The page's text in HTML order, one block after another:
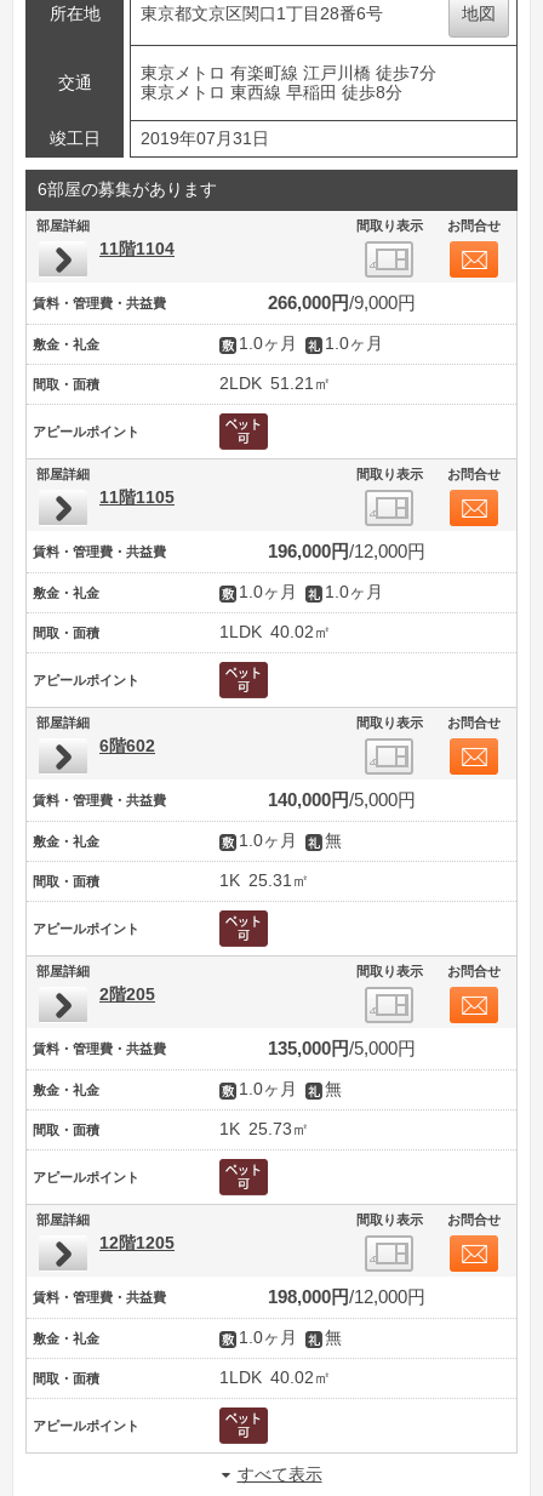
所在地 東京都文京区関口1丁目28番6号 地図
交通
東京メトロ 有楽町線 江戸川橋 徒歩7分
東京メトロ 東西線 早稲田 徒歩8分
竣工日 2019年07月31日
6部屋の募集があります
部屋詳細 間取り表示 お問合せ
11階1104
賃料・管理費・共益費 266,000円 9,000円
敷金・礼金 1.0ヶ月 1.0ヶ月
間取・面積 2LDK 51.21㎡
アピールポイント
部屋詳細 間取り表示 お問合せ
11階1105
賃料・管理費・共益費 196,000円 12,000円
敷金・礼金 1.0ヶ月 1.0ヶ月
間取・面積 1LDK 40.02㎡
アピールポイント
部屋詳細 間取り表示 お問合せ
6階602
賃料・管理費・共益費 140,000円 5,000円
敷金・礼金 1.0ヶ月 無
間取・面積 1K 25.31㎡
アピールポイント
部屋詳細 間取り表示 お問合せ
2階205
賃料・管理費・共益費 135,000円 5,000円
敷金・礼金 1.0ヶ月 無
間取・面積 1K 25.73㎡
アピールポイント
部屋詳細 間取り表示 お問合せ
12階1205
賃料・管理費・共益費 198,000円 12,000円
敷金・礼金 1.0ヶ月 無
間取・面積 1LDK 40.02㎡
アピールポイント
すべて表示